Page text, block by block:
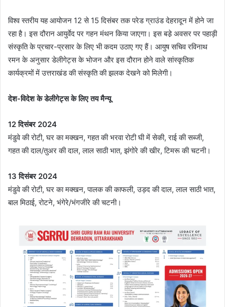
विश्व स्तरीय यह आयोजन 12 से 15 दिसंबर तक परेड ग्राउंड देहरादून में होने जा
रहा है। इस दौरान आयुर्वेद पर गहन मंथन किया जाएगा। इस बडे़ अवसर पर पहाड़ी
संस्कृति के प्रचार-प्रसार के लिए भी कदम उठाए गए हैं। आयुष सचिव रविनाथ
रमन के अनुसार डेलीगेट्स के भोजन और इस दौरान होने वाले सांस्कृतिक
कार्यक्रमों में उत्तराखंड की संस्कृति की झलक देखने को मिलेगी।
देश-विदेश के डेलीगेट्स के लिए तय मैन्यू
12दिसंबर 2024
मंडुवे की रोटी, घर का मक्खन, गहत की भरवा रोटी घी में सेकी, राई की सब्जी,
गहत की दाल/तुअर की दाल, लाल साठी भात, झंगोरे की खीर, टिमरू की चटनी।
13दिसंबर 2024
मंडुवे की रोटी, घर का मक्खन, पालक की काफली, उड़द की दाल, लाल साठी भात,
बाल मिठाई, रोटने, भंगेरे/भंगजीरे की चटनी।